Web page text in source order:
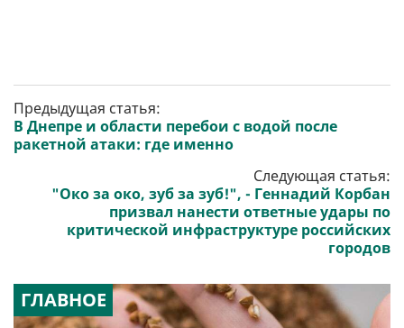
Предыдущая статья:
В Днепре и области перебои с водой после
ракетной атаки: где именно
Следующая статья:
"Око за око, зуб за зуб!", - Геннадий Корбан
призвал нанести ответные удары по
критической инфраструктуре российских
городов
ГЛАВНОЕ